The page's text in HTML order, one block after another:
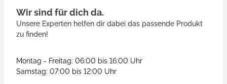
Wir sind für dich da.
Unsere Experten helfen dir dabei das passende Produkt
zu finden!
Montag - Freitag: 06:00 bis 16:00 Uhr
Samstag: 07:00 bis 12:00 Uhr